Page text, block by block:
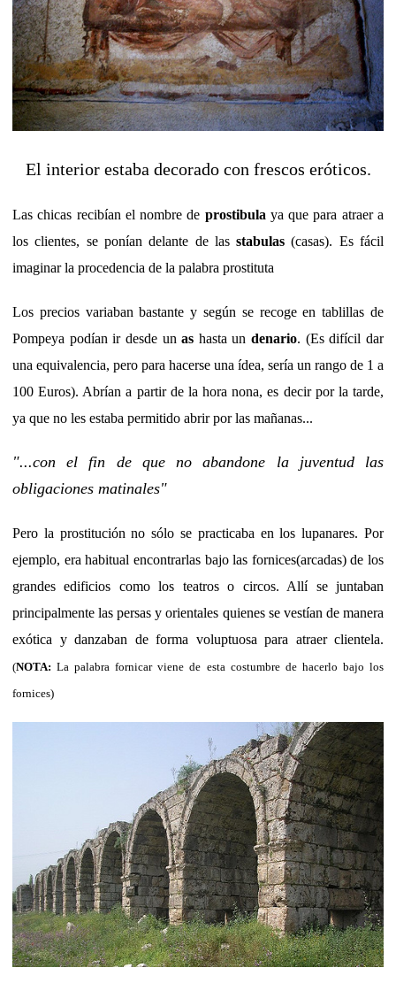
El interior estaba decorado con frescos eróticos.
Las chicas recibían el nombre de prostibula ya que para atraer a
los clientes, se ponían delante de lasstabulas (casas). Es fácil
imaginar la procedencia de la palabra prostituta
Los precios variaban bastante y según se recoge en tablillas de
Pompeya podían ir desde unas hasta undenario. (Es difícil dar
una equivalencia, pero para hacerse una ídea, sería un rango de 1 a
100 Euros). Abrían a partir de la hora nona, es decir por la tarde,
ya que no les estaba permitido abrir por las mañanas...
"...con el fin de que no abandone la juventud las
obligaciones matinales"
Pero la prostitución no sólo se practicaba en los lupanares. Por
ejemplo, era habitual encontrarlas bajo las fornices(arcadas) de los
grandes edificios como los teatros o circos. Allí se juntaban
principalmente las persas y orientales quienes se vestían de manera
exótica y danzaban de forma voluptuosa para atraer clientela.
(NOTA: La palabra fornicar viene de esta costumbre de hacerlo bajo los
fornices)